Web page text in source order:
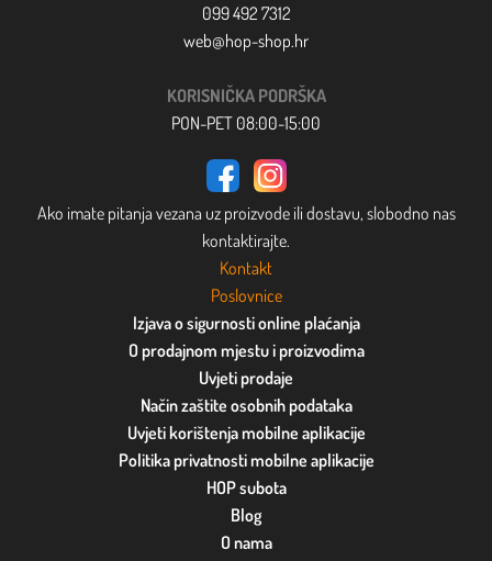
099 492 7312
web@hop-shop.hr
KORISNIČKA PODRŠKA
PON-PET 08:00-15:00
Ako imate pitanja vezana uz proizvode ili dostavu, slobodno nas
kontaktirajte.
Kontakt
Poslovnice
Izjava o sigurnosti online plaćanja
O prodajnom mjestu i proizvodima
Uvjeti prodaje
Način zaštite osobnih podataka
Uvjeti korištenja mobilne aplikacije
Politika privatnosti mobilne aplikacije
HOP subota
Blog
O nama